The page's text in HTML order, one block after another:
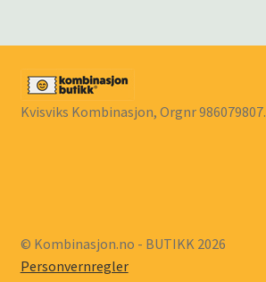
Kvisviks Kombinasjon, Orgnr 986079807.
© Kombinasjon.no - BUTIKK 2026
Personvernregler